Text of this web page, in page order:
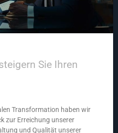
Sie Ihren
Transformation haben wir
zur Erreichung unserer
und Qualität unserer